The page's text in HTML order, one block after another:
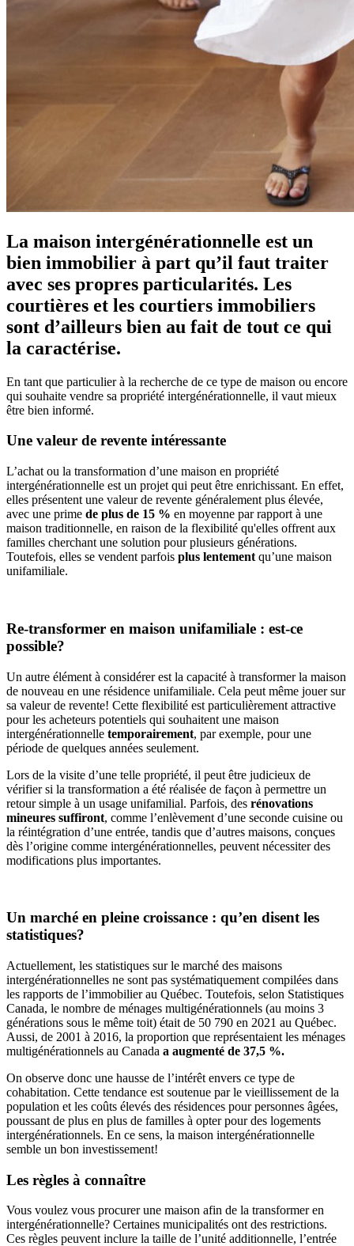
La maison intergénérationnelle est un
bien immobilier à part qu’il faut traiter
avec ses propres particularités. Les
courtières et les courtiers immobiliers
sont d’ailleurs bien au fait de tout ce qui
la caractérise.
En tant que particulier à la recherche de ce type de maison ou encore
qui souhaite vendre sa propriété intergénérationnelle, il vaut mieux
être bien informé.
Une valeur de revente intéressante
L’achat ou la transformation d’une maison en propriété
intergénérationnelle est un projet qui peut être enrichissant. En effet,
elles présentent une valeur de revente généralement plus élevée,
avec une prime de plus de 15 % en moyenne par rapport à une
maison traditionnelle, en raison de la flexibilité qu'elles offrent aux
familles cherchant une solution pour plusieurs générations.
Toutefois, elles se vendent parfois plus lentement qu’une maison
unifamiliale.
Re-transformer en maison unifamiliale : est-ce
possible?
Un autre élément à considérer est la capacité à transformer la maison
de nouveau en une résidence unifamiliale. Cela peut même jouer sur
sa valeur de revente! Cette flexibilité est particulièrement attractive
pour les acheteurs potentiels qui souhaitent une maison
intergénérationnelle temporairement, par exemple, pour une
période de quelques années seulement.
Lors de la visite d’une telle propriété, il peut être judicieux de
vérifier si la transformation a été réalisée de façon à permettre un
retour simple à un usage unifamilial. Parfois, des rénovations
mineures suffiront, comme l’enlèvement d’une seconde cuisine ou
la réintégration d’une entrée, tandis que d’autres maisons, conçues
dès l’origine comme intergénérationnelles, peuvent nécessiter des
modifications plus importantes.
Un marché en pleine croissance : qu’en disent les
statistiques?
Actuellement, les statistiques sur le marché des maisons
intergénérationnelles ne sont pas systématiquement compilées dans
les rapports de l’immobilier au Québec. Toutefois, selon Statistiques
Canada, le nombre de ménages multigénérationnels (au moins 3
générations sous le même toit) était de 50 790 en 2021 au Québec.
Aussi, de 2001 à 2016, la proportion que représentaient les ménages
multigénérationnels au Canada a augmenté de 37,5 %.
On observe donc une hausse de l’intérêt envers ce type de
cohabitation. Cette tendance est soutenue par le vieillissement de la
population et les coûts élevés des résidences pour personnes âgées,
poussant de plus en plus de familles à opter pour des logements
intergénérationnels. En ce sens, la maison intergénérationnelle
semble un bon investissement!
Les règles à connaître
Vous voulez vous procurer une maison afin de la transformer en
intergénérationnelle? Certaines municipalités ont des restrictions.
Ces règles peuvent inclure la taille de l’unité additionnelle, l’entrée